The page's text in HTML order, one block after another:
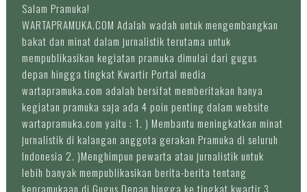
Salam Pramuka!
WARTAPRAMUKA.COM Adalah wadah untuk mengembangkan
bakat dan minat dalam jurnalistik terutama untuk
mempublikasikan kegiatan pramuka dimulai dari gugus
depan hingga tingkat Kwartir Portal media
wartapramuka.com adalah bersifat memberitakan hanya
kegiatan pramuka saja ada 4 poin penting dalam website
wartapramuka.com yaitu : 1. ) Membantu meningkatkan minat
jurnalistik di kalangan anggota gerakan Pramuka di seluruh
Indonesia 2. )Menghimpun pewarta atau jurnalistik untuk
lebih banyak mempublikasikan berita-berita tentang
kepramukaan di Gugus Depan hingga ke tingkat kwartir 3.